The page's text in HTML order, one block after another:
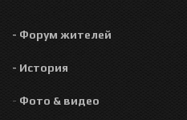
- Форум жителей
- История
- Фото & видео